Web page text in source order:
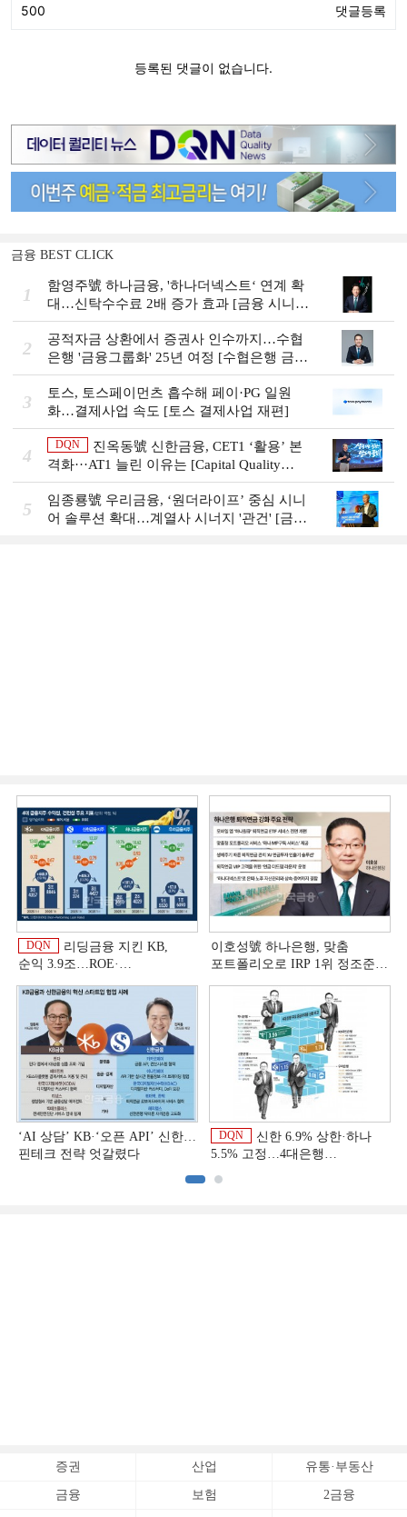
금융 BEST CLICK
1
함영주號 하나금융, '하나더넥스트‘ 연계 확
대…신탁수수료 2배 증가 효과 [금융 시니어
비즈니스 돋보기]
2
공적자금 상환에서 증권사 인수까지…수협
은행 '금융그룹화' 25년 여정 [수협은행 금융
그룹의 꿈①]
3
토스, 토스페이먼츠 흡수해 페이·PG 일원
화…결제사업 속도 [토스 결제사업 재편]
4
DQN
진옥동號 신한금융, CET1 ‘활용’ 본
격화···AT1 늘린 이유는 [Capital Quality
Review]
5
임종룡號 우리금융, ‘원더라이프’ 중심 시니
어 솔루션 확대…계열사 시너지 '관건' [금융
DQN
리딩금융 지킨 KB,
순익 3.9조…ROE·
상반기 금융 리그테이블]
이호성號 하나은행, 맞춤
포트폴리오로 IRP 1위 정조준
‘AI 상담’ KB·‘오픈 API’ 신한…
핀테크 전략 엇갈렸다
DQN
신한 6.9% 상한·하나
5.5% 고정…4대은행
증권 산업 유통·부동산
금융 보험 2금융